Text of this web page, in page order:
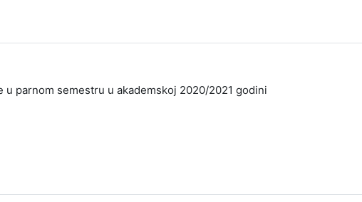
u parnom semestru u akademskoj 2020/2021 godini